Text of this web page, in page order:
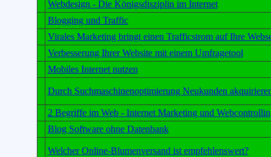
Webdesign - Die Königsdisziplin im Internet
Blogging und Traffic
Virales Marketing bringt einen Trafficstrom auf Ihre
Verbesserung Ihrer Website mit einem Umfragetool
Mobiles Internet nutzen
Durch Suchmaschinenoptimierung Neukunden
2 Begriffe im Web - Internet Marketing und
Blog Software ohne Datenbank
Welcher Online-Blumenversand ist empfehlenswert?